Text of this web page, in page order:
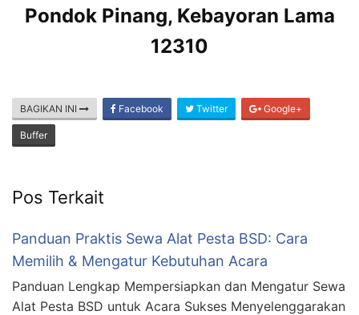
Pondok Pinang, Kebayoran Lama
12310
BAGIKAN INI Facebook Twitter Google+
Buffer
Pos Terkait
Panduan Praktis Sewa Alat Pesta BSD: Cara
Memilih & Mengatur Kebutuhan Acara
Panduan Lengkap Mempersiapkan dan Mengatur Sewa
Alat Pesta BSD untuk Acara Sukses Menyelenggarakan